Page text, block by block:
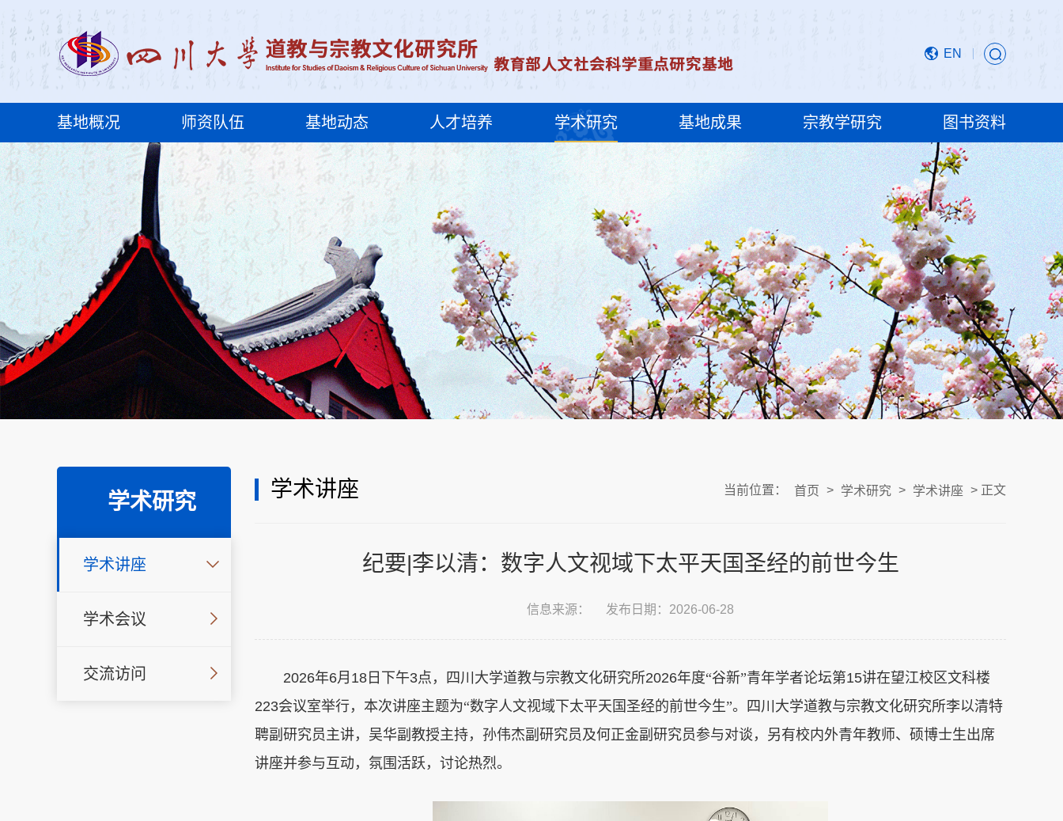
EN
基地概况 师资队伍 基地动态 人才培养 学术研究 基地成果 宗教学研究 图书资料
学术研究
学术讲座
学术会议
交流访问
学术讲座 当前位置： 首页 > 学术研究 > 学术讲座 > 正文
纪要|李以清：数字人文视域下太平天国圣经的前世今生
信息来源： 发布日期：2026-06-28
2026年6月 18 日下午3点，四川大学道教与宗教文化研究所2026年度“谷新”青年学者论坛第15讲在望江校区文科楼
223会议室举行，本次讲座主题为“数字人文视域下太平天国圣经的前世今生”。四川大学道教与宗教文化研究所李以清特
聘副研究员主讲，吴华副教授主持，孙伟杰副研究员及何正金副研究员参与对谈，另有校内外青年教师、硕博士生出席
讲座并参与互动，氛围活跃，讨论热烈。